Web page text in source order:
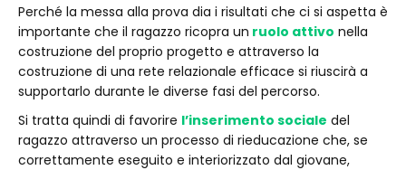
Perché la messa alla prova dia i risultati che ci si aspetta è
importante che il ragazzo ricopra un ruolo attivo nella
costruzione del proprio progetto e attraverso la
costruzione di una rete relazionale efficace si riuscirà a
supportarlo durante le diverse fasi del percorso.
Si tratta quindi di favorire l’inserimento sociale del
ragazzo attraverso un processo di rieducazione che, se
correttamente eseguito e interiorizzato dal giovane,